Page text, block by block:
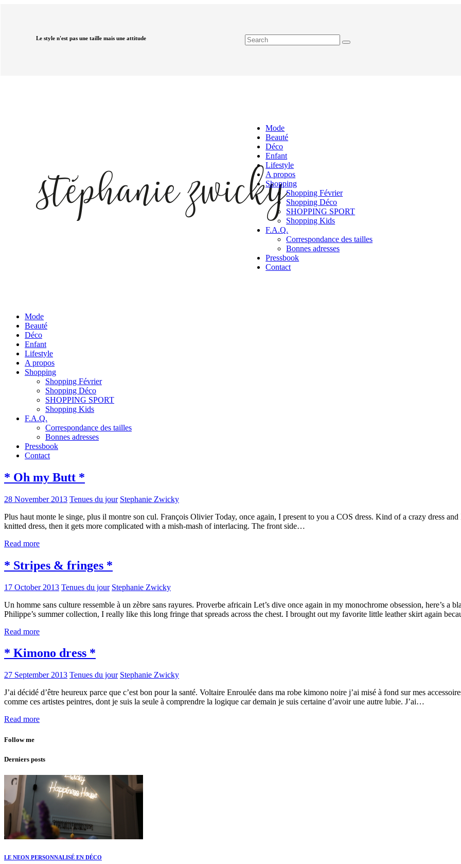
Le style n'est pas une taille mais une attitude
Mode
Beauté
Déco
Enfant
Lifestyle
A propos
Shopping
Shopping Février
Shopping Déco
SHOPPING SPORT
Shopping Kids
F.A.Q.
Correspondance des tailles
Bonnes adresses
Pressbook
Contact
Mode
Beauté
Déco
Enfant
Lifestyle
A propos
Shopping
Shopping Février
Shopping Déco
SHOPPING SPORT
Shopping Kids
F.A.Q.
Correspondance des tailles
Bonnes adresses
Pressbook
Contact
* Oh my Butt *
28 November 2013 Tenues du jour Stephanie Zwicky
Plus haut monte le singe, plus il montre son cul. François Olivier Today, once again, I present to you a COS dress. Kind of a crazy dress
knitted dress, then it gets more complicated with a mish-mash of interlacing. The front side…
Read more
* Stripes & fringes *
17 October 2013 Tenues du jour Stephanie Zwicky
Un homme sans culture ressemble à un zèbre sans rayures. Proverbe africain Let’s dive once again in my monochrome obsession, here’s
Philippe’s summer collection, I really like this long fringe that spreads across the chest. I brought out my favorite little leather skirt again
Read more
* Kimono dress *
27 September 2013 Tenues du jour Stephanie Zwicky
J’ai décidé d’être heureux parce que c’est bon pour la santé. Voltaire Enroulée dans ma robe kimono noire j’ai misé à fond sur mes
comme ces artistes peintres, dont je suis la seule à comprendre la logique car demain je suis certaine d’avoir une autre lubie. J’ai…
Read more
Follow me
Derniers posts
LE NEON PERSONNALISÉ EN DÉCO